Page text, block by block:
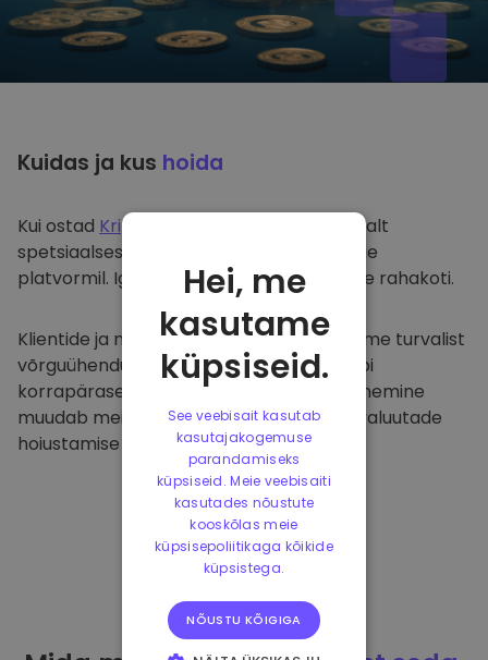
Kuidas ja kus hoida
Kui ostad Kriptomat
, kanname selle sujuvalt
spetsiaalsesse ja turvalisse rahakotti meie
platvormil. Iga kasutaja saab individuaalse rahakoti.
Klientide ja nende raha kaitsmiseks pakume turvalist
võrguühenduseta hoiustamist ja viime läbi
korrapäraseid turvaauditeid. Selline lähenemine
muudab meie platvormi ja teiste krüptovaluutade
hoiustamise tõeliseks taevaks.
Hei, me
kasutame
küpsiseid.
See veebisait kasutab
kasutajakogemuse
parandamiseks
küpsiseid. Meie veebisaiti
kasutades nõustute
kooskõlas meie
küpsisepoliitikaga kõikide
küpsistega.
NÕUSTU KÕIGIGA